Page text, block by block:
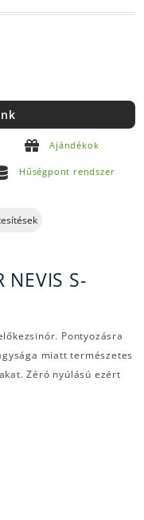
Ajándékok
Hűségpont rendszer
NEVIS S-
Pontyozásra
miatt természetes
Zéró nyúlású ezért